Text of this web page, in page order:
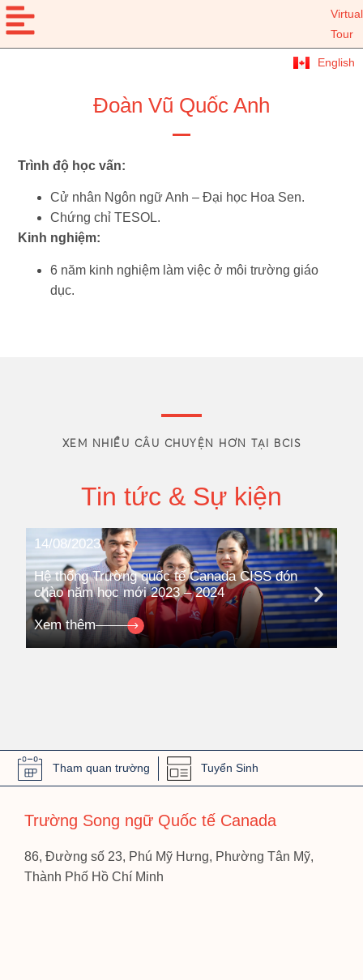
Virtual
Tour
Đoàn Vũ Quốc Anh
English
Trình độ học vấn:
Cử nhân Ngôn ngữ Anh – Đại học Hoa Sen.
Chứng chỉ TESOL.
Kinh nghiệm:
6 năm kinh nghiệm làm việc ở môi trường giáo
dục.
XEM NHIỀU CÂU CHUYỆN HƠN TẠI BCIS
Tin tức & Sự kiện
14/08/2023
Hệ thống Trường quốc tế Canada CISS đón
chào năm học mới 2023 – 2024
Xem thêm
Tham quan trường Tuyển Sinh
Trường Song ngữ Quốc tế Canada
86, Đường số 23, Phú Mỹ Hưng, Phường Tân Mỹ,
Thành Phố Hồ Chí Minh